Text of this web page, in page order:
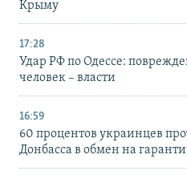
Крыму
17:28
Удар РФ по Одессе:
человек – власти
16:59
60 процентов украинцев
Донбасса в обмен на